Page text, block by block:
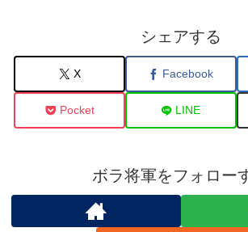
シェアする
X Facebook
Pocket LINE
ボラ将軍をフォロー